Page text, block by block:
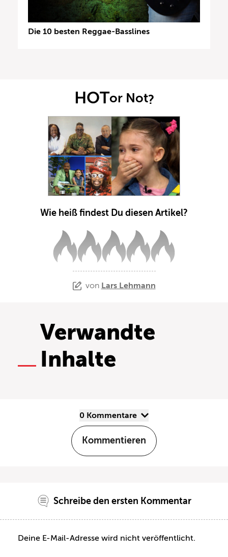
Die 10 besten Reggae-Basslines
HOTor Not?
Wie heiß findest Du diesen Artikel?
von Lars Lehmann
Verwandte
Inhalte
0 Kommentare
Kommentieren
Schreibe den ersten Kommentar
Deine E-Mail-Adresse wird nicht veröffentlicht.